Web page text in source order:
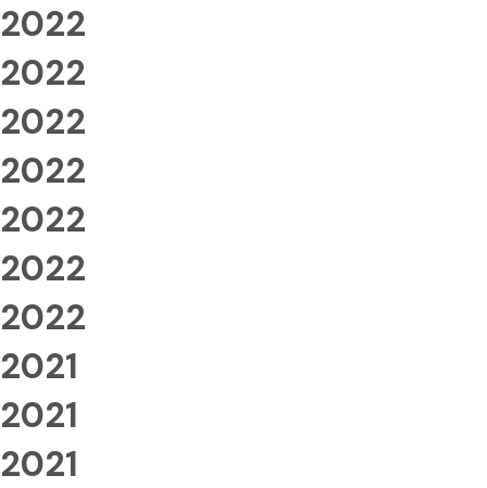
2022
2022
2022
2022
2022
2022
2022
2021
2021
2021